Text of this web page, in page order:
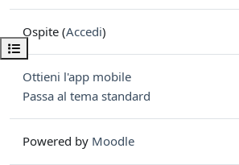
Apri indice del corso
Ospite (Accedi)
Ottieni l'app mobile
Passa al tema standard
Powered by Moodle